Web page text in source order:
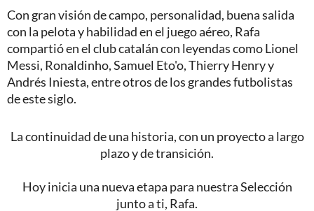
Con gran visión de campo, personalidad, buena salida
con la pelota y habilidad en el juego aéreo, Rafa
compartió en el club catalán con leyendas como Lionel
Messi, Ronaldinho, Samuel Eto'o, Thierry Henry y
Andrés Iniesta, entre otros de los grandes futbolistas
de este siglo.
La continuidad de una historia, con un proyecto a largo
plazo y de transición.
Hoy inicia una nueva etapa para nuestra Selección
junto a ti, Rafa.